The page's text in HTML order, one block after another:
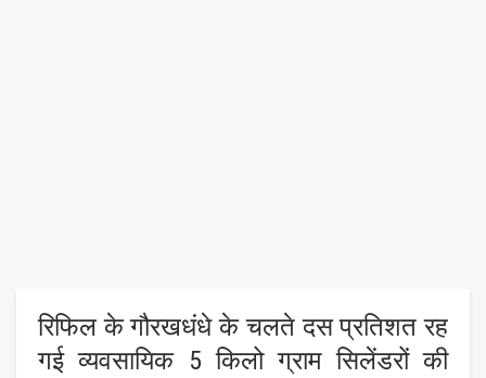
रिफिल के गौरखधंधे के चलते दस प्रतिशत रह
गई व्यवसायिक 5 किलो ग्राम सिलेंडरों की